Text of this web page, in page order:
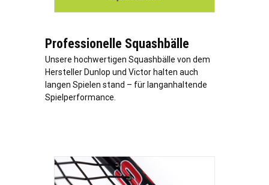
Professionelle Squashbälle
Unsere hochwertigen Squashbälle von dem
Hersteller Dunlop und Victor halten auch
langen Spielen stand – für langanhaltende
Spielperformance.